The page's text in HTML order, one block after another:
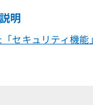
明
セキュリティ機